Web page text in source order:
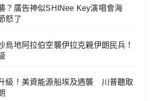
？廣告神似SHINee Key演唱會海
怒了
烏地阿拉伯空襲伊拉克親伊朗民兵！
級！美資能源船埃及遇襲 川普聽取